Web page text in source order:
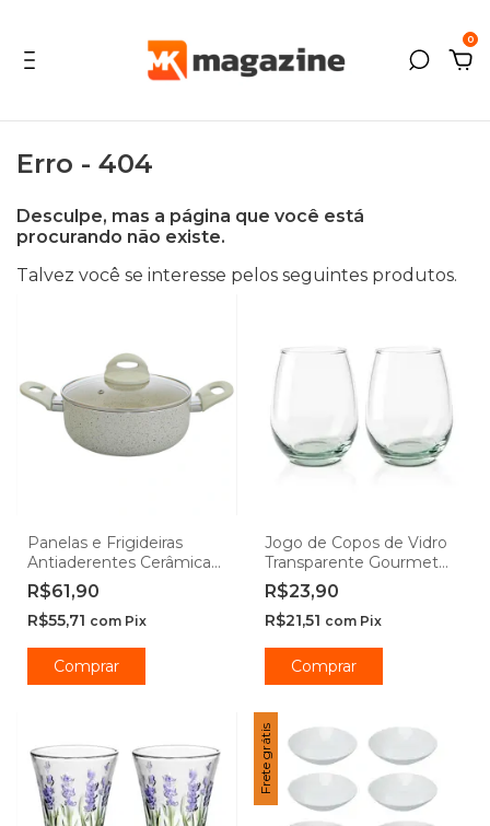
0
Erro - 404
Desculpe, mas a página que você está
procurando não existe.
Talvez você se interesse pelos seguintes produtos.
Panelas e Frigideiras
Antiaderentes Cerâmica
Ibiza Vanilla -
Casambiente
R$61,90
R$55,71 com Pix
Comprar
Jogo de Copos de Vidro
Transparente Gourmet
450ml - Class Home
R$23,90
R$21,51 com Pix
Comprar
Frete grátis